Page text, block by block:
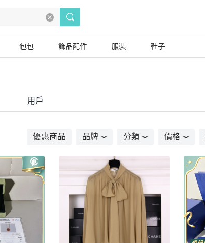
包包 飾品配件 服裝 鞋子
用戶
優惠商品 品牌 分類 價格